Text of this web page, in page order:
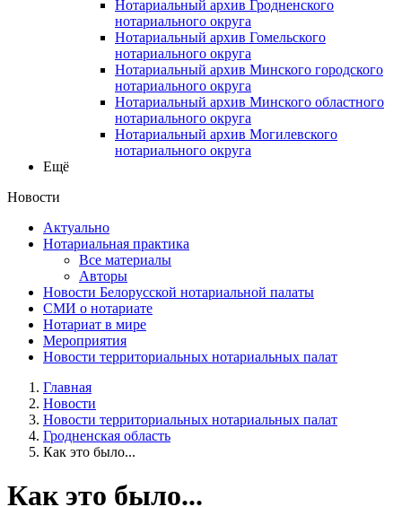
Нотариальный архив Гродненского
нотариального округа
Нотариальный архив Гомельского
нотариального округа
Нотариальный архив Минского городского
нотариального округа
Нотариальный архив Минского областного
нотариального округа
Нотариальный архив Могилевского
нотариального округа
Ещё
Новости
Актуально
Нотариальная практика
Все материалы
Авторы
Новости Белорусской нотариальной палаты
СМИ о нотариате
Нотариат в мире
Мероприятия
Новости территориальных нотариальных палат
Главная
Новости
Новости территориальных нотариальных палат
Гродненская область
Как это было...
Как это было...